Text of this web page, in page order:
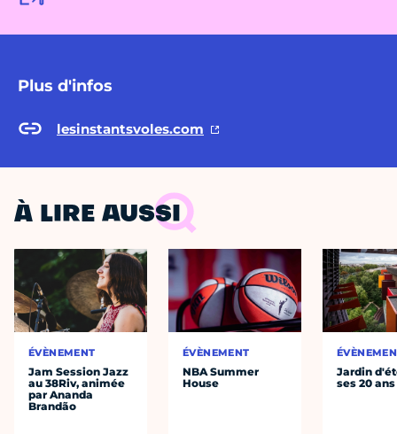
Plus d'infos
lesinstantsvoles.com
À LIRE AUSSI
ÉVÈNEMENT
Jam Session Jazz
au 38Riv, animée
par Ananda
Brandão
ÉVÈNEMENT
NBA Summer
House
Jardin
ses 20 ans